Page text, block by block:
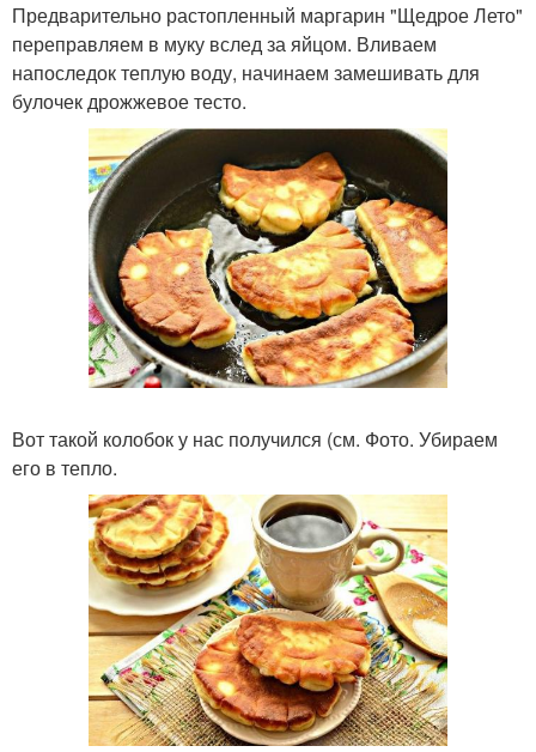
Предварительно растопленный маргарин "Щедрое Лето"
переправляем в муку вслед за яйцом. Вливаем
напоследок теплую воду, начинаем замешивать для
булочек дрожжевое тесто.
Вот такой колобок у нас получился (см. Фото. Убираем
его в тепло.